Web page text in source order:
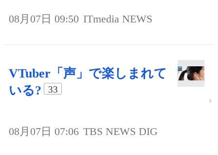
08月07日 09:50 ITmedia NEWS
VTuber「声」で楽しまれて
いる?
33
08月07日 07:06 TBS NEWS DIG